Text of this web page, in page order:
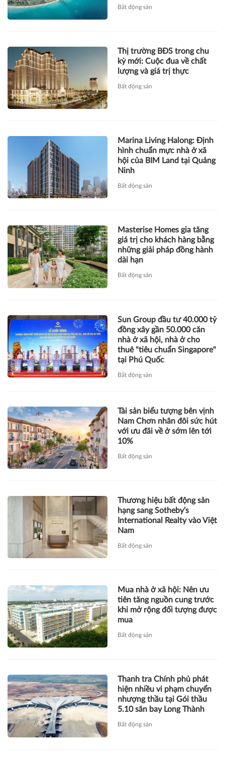
Bất động sản
Thị trường BĐS trong chu
kỳ mới: Cuộc đua về chất
lượng và giá trị thực
Bất động sản
Marina Living Halong: Định
hình chuẩn mực nhà ở xã
hội của BIM Land tại Quảng
Ninh
Bất động sản
Masterise Homes gia tăng
giá trị cho khách hàng bằng
những giải pháp đồng hành
dài hạn
Bất động sản
Sun Group đầu tư 40.000 tỷ
đồng xây gần 50.000 căn
nhà ở xã hội, nhà ở cho
thuê "tiêu chuẩn Singapore"
tại Phú Quốc
Bất động sản
Tài sản biểu tượng bên vịnh
Nam Chơn nhân đôi sức hút
với ưu đãi về ở sớm lên tới
10%
Bất động sản
Thương hiệu bất động sản
hạng sang Sotheby’s
International Realty vào Việt
Nam
Bất động sản
Mua nhà ở xã hội: Nên ưu
tiên tăng nguồn cung trước
khi mở rộng đối tượng được
mua
Bất động sản
Thanh tra Chính phủ phát
hiện nhiều vi phạm chuyển
nhượng thầu tại Gói thầu
5.10 sân bay Long Thành
Bất động sản